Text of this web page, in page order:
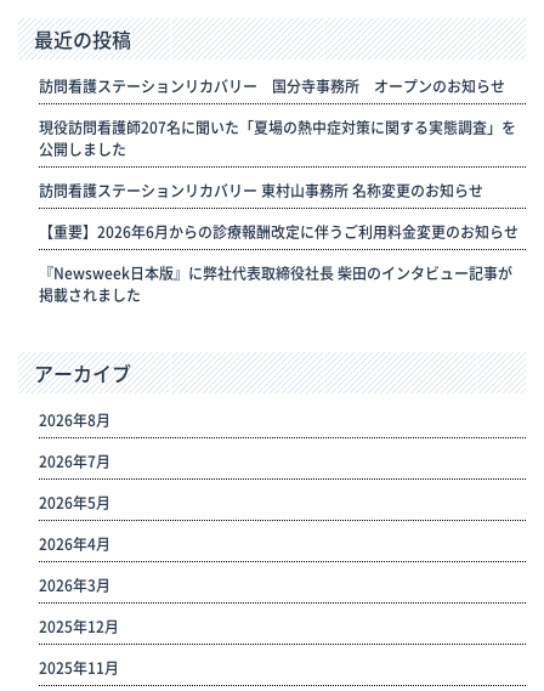
最近の投稿
訪問看護ステーションリカバリー 国分寺事務所 オープンのお知らせ
現役訪問看護師207名に聞いた「夏場の熱中症対策に関する実態調査」を
公開しました
訪問看護ステーションリカバリー 東村山事務所 名称変更のお知らせ
【重要】2026年6月からの診療報酬改定に伴うご利用料金変更のお知らせ
『Newsweek日本版』に弊社代表取締役社長 柴田のインタビュー記事が
掲載されました
アーカイブ
2026年8月
2026年7月
2026年5月
2026年4月
2026年3月
2025年12月
2025年11月